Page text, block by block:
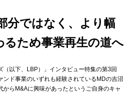
分ではなく、より幅
るため事業再生の道へ
（以下、LBP）」インタビュー特集の第3回
ンド事業のいずれも経験されているMDの吉沼
からM&Aに興味があったというご自身のキャ